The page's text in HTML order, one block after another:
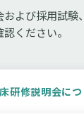
よび採用試験
ください。
研修説明会に